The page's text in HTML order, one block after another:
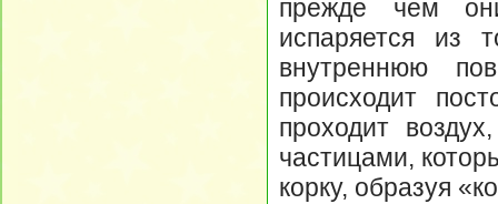
прежде чем
испаряется из
внутреннюю
происходит
проходит
частицами,
корку, образуя